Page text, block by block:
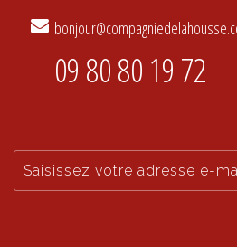
09 80 80 19 72